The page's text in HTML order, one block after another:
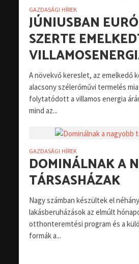
GAZDASÁGI HÍREK
JÚNIUSBAN
SZERTE
A növekvő kereslet, az emelkedő
alacsony szélerőművi termelés
folytatódott a villamos energia
mind az...
GAZDASÁGI HÍREK
DOMINÁLNAK A
TÁRSASHÁZAK
Nagy számban készültek el
lakásberuházások az elmúlt
otthonteremtési program és a
formák a...